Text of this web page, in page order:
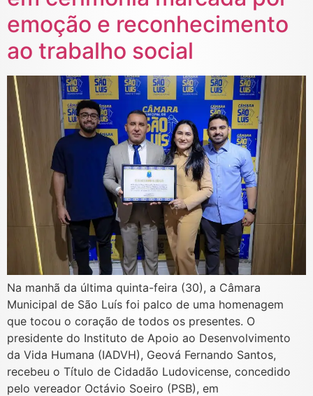
emoção e reconhecimento
ao trabalho social
Na manhã da última quinta-feira (30), a Câmara
Municipal de São Luís foi palco de uma homenagem
que tocou o coração de todos os presentes. O
presidente do Instituto de Apoio ao Desenvolvimento
da Vida Humana (IADVH), Geová Fernando Santos,
recebeu o Título de Cidadão Ludovicense, concedido
pelo vereador Octávio Soeiro (PSB), em